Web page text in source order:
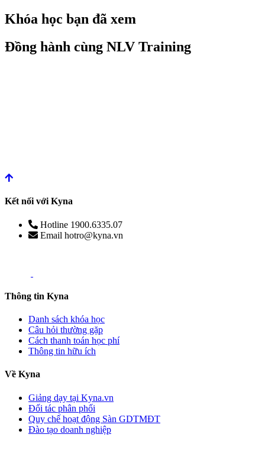
Khóa học bạn đã xem
Đồng hành cùng NLV Training
Kết nối với Kyna
Hotline 1900.6335.07
Email hotro@kyna.vn
Thông tin Kyna
Danh sách khóa học
Câu hỏi thường gặp
Cách thanh toán học phí
Thông tin hữu ích
Về Kyna
Giảng dạy tại Kyna.vn
Đối tác phân phối
Quy chế hoạt động Sàn GDTMĐT
Đào tạo doanh nghiệp